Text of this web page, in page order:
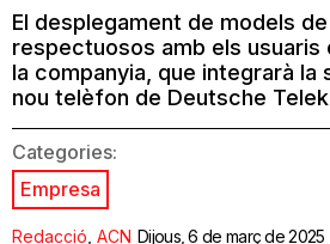
El desplegament de models
respectuosos amb els usuaris
la companyia, que integrarà la
nou telèfon de Deutsche
Categories:
Empresa
Redacció ACN Dijous, 6 de març de 2025 |